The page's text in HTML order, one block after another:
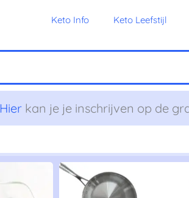
Keto Info Keto Leefstijl
Hierkan je je inschrijven op de